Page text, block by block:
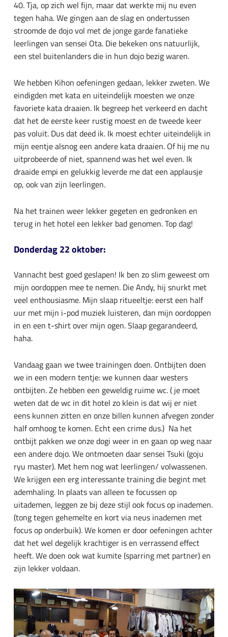
40. Tja, op zich wel fijn, maar dat werkte mij nu even
tegen haha. We gingen aan de slag en ondertussen
stroomde de dojo vol met de jonge garde fanatieke
leerlingen van sensei Ota. Die bekeken ons natuurlijk,
een stel buitenlanders die in hun dojo bezig waren.
We hebben Kihon oefeningen gedaan, lekker zweten. We
eindigden met kata en uiteindelijk moesten we onze
favoriete kata draaien. Ik begreep het verkeerd en dacht
dat het de eerste keer rustig moest en de tweede keer
pas voluit. Dus dat deed ik. Ik moest echter uiteindelijk in
mijn eentje alsnog een andere kata draaien. Of hij me nu
uitprobeerde of niet, spannend was het wel even. Ik
draaide empi en gelukkig leverde me dat een applausje
op, ook van zijn leerlingen.
Na het trainen weer lekker gegeten en gedronken en
terug in het hotel een lekker bad genomen. Top dag!
Donderdag 22 oktober:
Vannacht best goed geslapen! Ik ben zo slim geweest om
mijn oordoppen mee te nemen. Die Andy, hij snurkt met
veel enthousiasme. Mijn slaap ritueeltje: eerst een half
uur met mijn i-pod muziek luisteren, dan mijn oordoppen
in en een t-shirt over mijn ogen. Slaap gegarandeerd,
haha.
Vandaag gaan we twee trainingen doen. Ontbijten doen
we in een modern tentje: we kunnen daar westers
ontbijten. Ze hebben een geweldig ruime wc. ( je moet
weten dat de wc in dit hotel zo klein is dat wij er niet
eens kunnen zitten en onze billen kunnen afvegen zonder
half omhoog te komen. Echt een crime dus.) Na het
ontbijt pakken we onze dogi weer in en gaan op weg naar
een andere dojo. We ontmoeten daar sensei Tsuki (goju
ryu master). Met hem nog wat leerlingen/ volwassenen.
We krijgen een erg interessante training die begint met
ademhaling. In plaats van alleen te focussen op
uitademen, leggen ze bij deze stijl ook focus op inademen.
(tong tegen gehemelte en kort via neus inademen met
focus op onderbuik). We komen er door oefeningen achter
dat het wel degelijk krachtiger is en verrassend effect
heeft. We doen ook wat kumite (sparring met partner) en
zijn lekker voldaan.